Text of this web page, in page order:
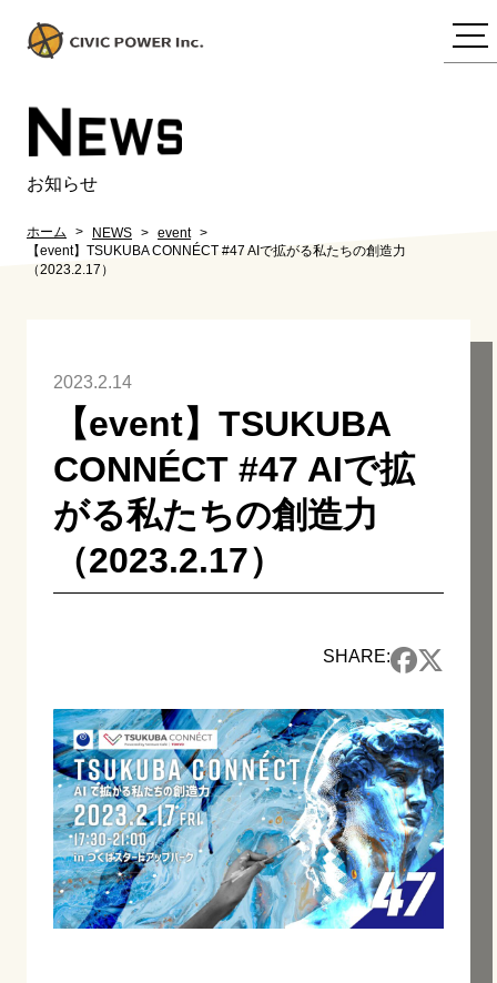
NEWS
お知らせ
ホーム NEWS
event
【event】TSUKUBA CONNÉCT #47 AIで拡がる私たちの創造力
（2023.2.17）
2023.2.14
【event】TSUKUBA
CONNÉCT #47 AIで拡
がる私たちの創造力
（2023.2.17）
SHARE: